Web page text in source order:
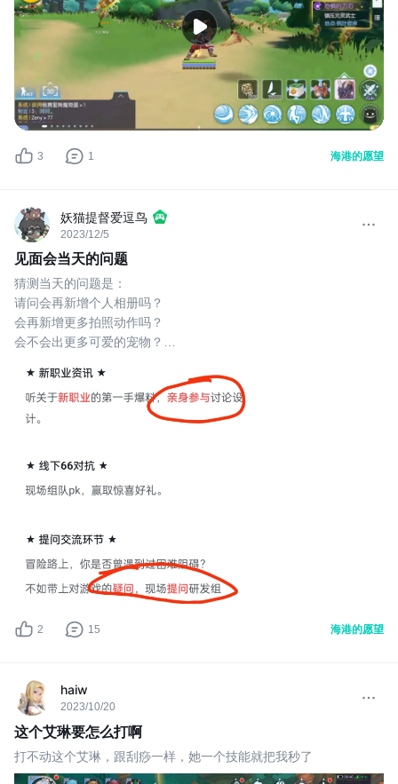
海港的愿望
3 1
妖猫提督爱逗鸟
2023/12/5
见面会当天的问题
猜测当天的问题是：
请问会再新增个人相册吗？
会再新增更多拍照动作吗？
会不会出更多可爱的宠物？
什么时候可以换卡不花钱？
背包仓库爆满了，可以再加点吗？
会再出新系列的扭蛋机吗？
这游戏会做上10年吗？
接下来还会有联动计划吗？
职业平衡绝口不提，提了赶出场外
海港的愿望
2 15
haiw
2023/10/20
这个艾琳要怎么打啊
打不动这个艾琳，跟刮痧一样，她一个技能就把我秒了